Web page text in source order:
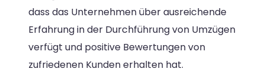
dass das Unternehmen über ausreichende
Erfahrung in der Durchführung von Umzügen
verfügt und positive Bewertungen von
zufriedenen Kunden erhalten hat.